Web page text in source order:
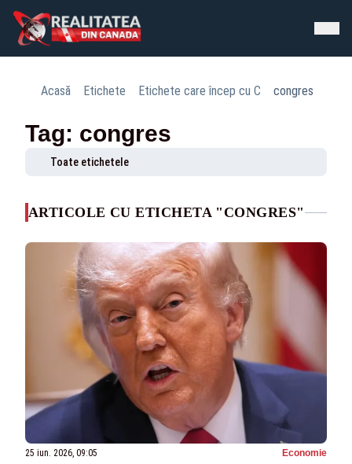
Acasă Etichete Etichete care încep cu C congres
Tag: congres
Toate etichetele
ARTICOLE CU ETICHETA "CONGRES"
25 iun. 2026, 09:05 Economie